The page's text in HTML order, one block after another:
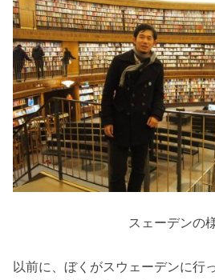
スェーデンの
以前に、ぼくがスウェーデンに行